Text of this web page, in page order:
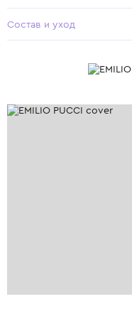
Состав и уход